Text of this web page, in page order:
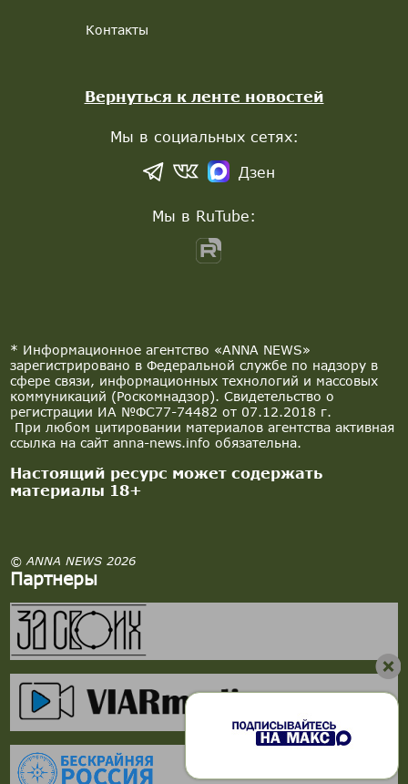
* Информационное агентство «ANNA NEWS»
зарегистрировано в Федеральной службе по надзору в
сфере связи, информационных технологий и массовых
коммуникаций (Роскомнадзор). Свидетельство о
регистрации ИА №ФС77-74482 от 07.12.2018 г.
При любом цитировании материалов агентства активная
ссылка на сайт anna-news.info обязательна.
Настоящий ресурс может содержать
материалы 18+
© ANNA NEWS 2026
Партнеры
Контакты
Вернуться к ленте новостей
Мы в социальных сетях:
Дзен
Мы в RuTube: